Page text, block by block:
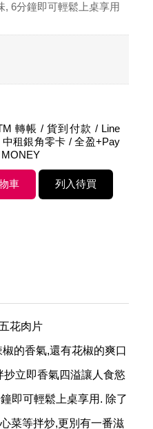
, 6分鐘即可輕鬆上桌享用
轉帳 / 貨到付款 / Line
租銀角零卡 / 全盈+Pay
花肉片
的香氣,還有花椒的爽口
立即香氣四溢讓人食慾
即可輕鬆上桌享用. 除了
菜等拌炒,更別有一番滋